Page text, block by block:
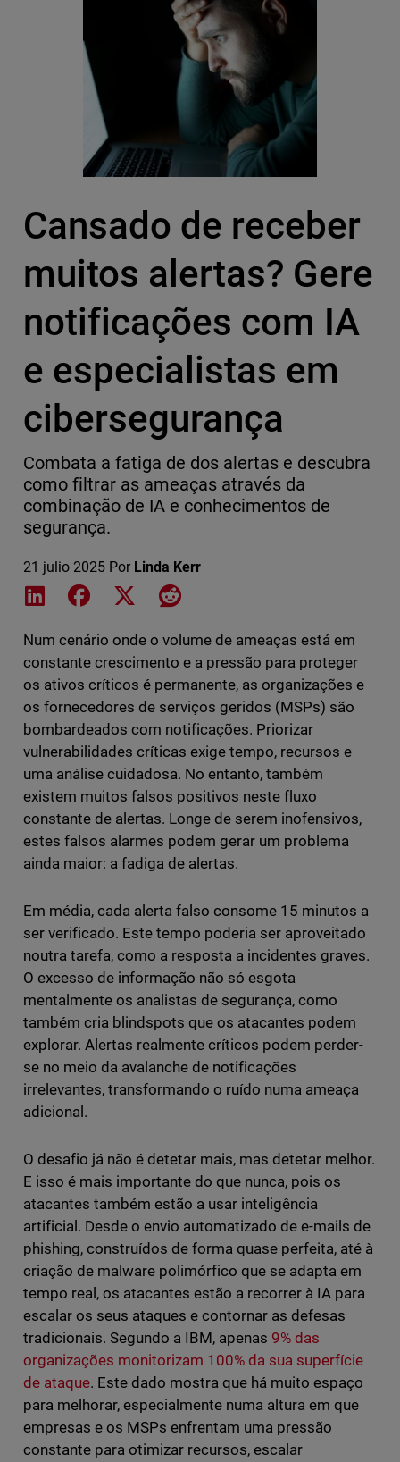
Cansado de receber
muitos alertas? Gere
notificações com IA
e especialistas em
cibersegurança
Combata a fatiga de dos alertas e descubra
como filtrar as ameaças através da
combinação de IA e conhecimentos de
segurança.
21 julio 2025 Por Linda Kerr
Share on LinkedIn
Share on Facebook
Share on XShare on Reddit
Num cenário onde o volume de ameaças está em
constante crescimento e a pressão para proteger
os ativos críticos é permanente, as organizações e
os fornecedores de serviços geridos (MSPs) são
bombardeados com notificações. Priorizar
vulnerabilidades críticas exige tempo, recursos e
uma análise cuidadosa. No entanto, também
existem muitos falsos positivos neste fluxo
constante de alertas. Longe de serem inofensivos,
estes falsos alarmes podem gerar um problema
ainda maior: a fadiga de alertas.
Em média, cada alerta falso consome 15 minutos a
ser verificado. Este tempo poderia ser aproveitado
noutra tarefa, como a resposta a incidentes graves.
O excesso de informação não só esgota
mentalmente os analistas de segurança, como
também cria blindspots que os atacantes podem
explorar. Alertas realmente críticos podem perder-
se no meio da avalanche de notificações
irrelevantes, transformando o ruído numa ameaça
adicional.
O desafio já não é detetar mais, mas detetar melhor.
E isso é mais importante do que nunca, pois os
atacantes também estão a usar inteligência
artificial. Desde o envio automatizado de e-mails de
phishing, construídos de forma quase perfeita, até à
criação de malware polimórfico que se adapta em
tempo real, os atacantes estão a recorrer à IA para
escalar os seus ataques e contornar as defesas
tradicionais. Segundo a IBM, apenas 9% das
organizações monitorizam 100% da sua superfície
de ataque. Este dado mostra que há muito espaço
para melhorar, especialmente numa altura em que
empresas e os MSPs enfrentam uma pressão
constante para otimizar recursos, escalar